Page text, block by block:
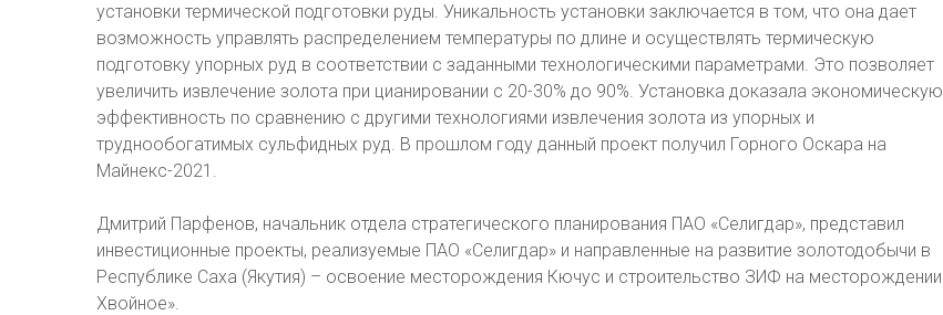
установки термической подготовки руды. Уникальность установки заключается в том, что она дает
возможность управлять распределением температуры по длине и осуществлять термическую
подготовку упорных руд в соответствии с заданными технологическими параметрами. Это позволяет
увеличить извлечение золота при цианировании с 20-30% до 90%. Установка доказала экономическую
эффективность по сравнению с другими технологиями извлечения золота из упорных и
труднообогатимых сульфидных руд. В прошлом году данный проект получил Горного Оскара на
Майнекс-2021.
Дмитрий Парфенов, начальник отдела стратегического планирования ПАО «Селигдар», представил
инвестиционные проекты, реализуемые ПАО «Селигдар» и направленные на развитие золотодобычи в
Республике Саха (Якутия) – освоение месторождения Кючус и строительство ЗИФ на месторождении
Хвойное».